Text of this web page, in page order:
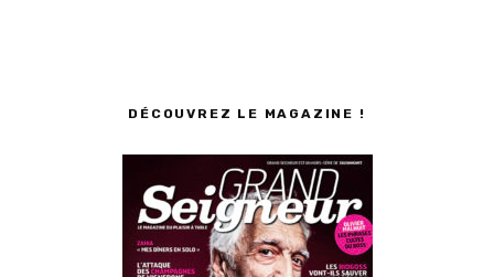
DÉCOUVREZ LE MAGAZINE !